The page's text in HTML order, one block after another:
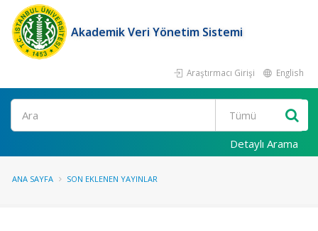
Akademik Veri Yönetim Sistemi
Araştırmacı Girişi English
Ara
Detaylı Arama
ANA SAYFA SON EKLENEN YAYINLAR